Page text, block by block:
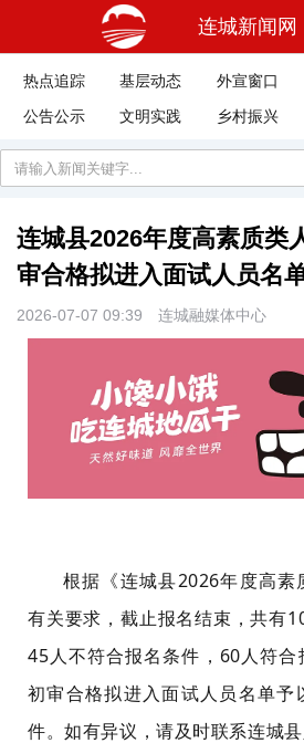
连城新闻网
热点追踪 基层动态 外宣窗口
公告公示
文明实践 乡村振兴
连城县2026年度高素质类
审合格拟进入面试人员名
2026-07-07 09:39 连城融媒体中心
根据《连城县2026年度高素
有关要求，截止报名结束，共有
45人不符合报名条件，60人符合
初审合格拟进入面试人员名单予
件。如有异议，请及时联系连城